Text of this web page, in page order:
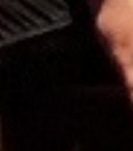
in
ist ein
zur
in den
und der